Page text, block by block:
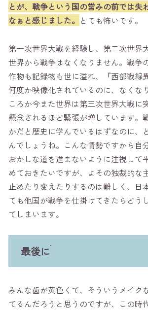
とが、戦争という国の営みの前では失
なぁと感じました。 とても怖いです。
第一次世界大戦を経験し、第二次世界
世界から戦争はなくなりません。戦争
作物も記録物も世に溢れ、『西部戦線
何度か映像化されているのに、なくな
ころか今また世界は第三次世界大戦に
懸念されるほど緊張が増しています。
かだと歴史に学んでいるはずなのに、
んでしょうね。こんな情勢ですから自
おかしな道を進まないように注視して
めておきたいですが、よその独裁的な
止めたり変えたりするのは難しく、日
ても他国が戦争を仕掛けてきたらどう
てしまいます。
最後に
みんな歯が黄色くて、そういうメイク
てるんだろうと思うのですが、この時